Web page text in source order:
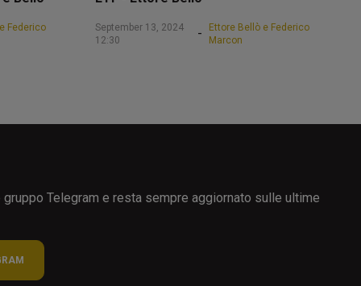
Federico
September 13, 2024
12:30
-
Ettore Bellò e Federico
Marcon
Telegram e resta sempre aggiornato sulle ultime